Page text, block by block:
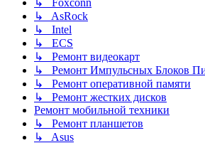
↳ AsRock
↳ Intel
↳ ECS
↳ Ремонт видеокарт
↳ Ремонт Импульсных Блоков
↳ Ремонт оперативной памяти
↳ Ремонт жестких дисков
Ремонт мобильной техники
↳ Ремонт планшетов
↳ Asus